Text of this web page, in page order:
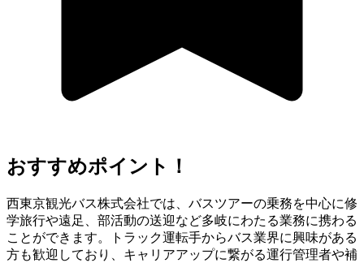
おすすめポイント！
西東京観光バス株式会社では、バスツアーの乗務を中心に修
学旅行や遠足、部活動の送迎など多岐にわたる業務に携わる
ことができます。トラック運転手からバス業界に興味がある
方も歓迎しており、キャリアアップに繋がる運行管理者や補